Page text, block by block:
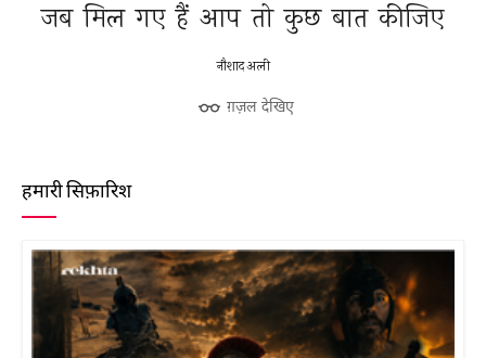
जब मिल गए हैं आप तो कुछ बात कीजिए
नौशाद अली
ग़ज़ल देखिए
हमारी सिफ़ारिश